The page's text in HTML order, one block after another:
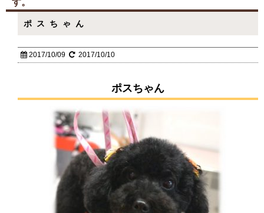
す。
ポスちゃん
2017/10/09 2017/10/10
ポスちゃん